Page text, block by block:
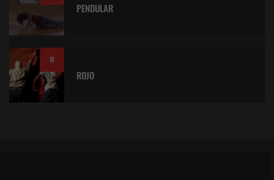
PENDULAR
8
ROJO